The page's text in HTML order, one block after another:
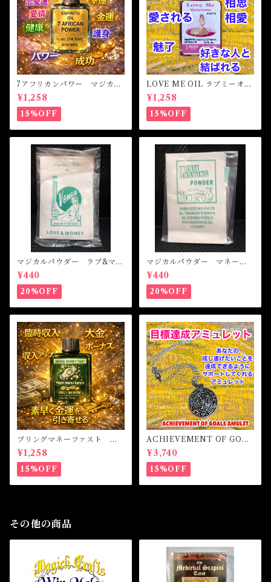
7アフリカンパワー マジカル
オイル・魔女オイル 7AFRI
CAN POWERS Magical Oil
¥1,258
15%OFF
LOVE ME OIL ラブミーオイ
ル -相思相愛・愛される-
¥1,258
15%OFF
マジカルパウダー ラブ&マネ
ー Magical Powder LOVE
&MONEY
¥440
20%OFF
マジカルパウダー マネード
ローイング Magical Powde
r MONEY DRAWING
¥440
20%OFF
ブリングマネーファスト マ
ジカルオイル・魔女オイル B
RING MONEY FAST Magi
cal Oil
¥1,258
15%OFF
ACHIEVEMENT OF GOAL
S AMULET -あなたを目標達
成へと導くアミュレット-
¥3,740
15%OFF
その他の商品